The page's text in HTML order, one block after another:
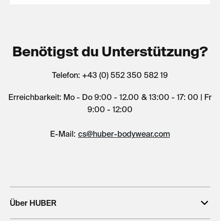
Benötigst du Unterstützung?
Telefon: +43 (0) 552 350 582 19
Erreichbarkeit: Mo - Do 9:00 - 12.00 & 13:00 - 17: 00 | Fr
9:00 - 12:00
E-Mail: cs@huber-bodywear.com
Über HUBER